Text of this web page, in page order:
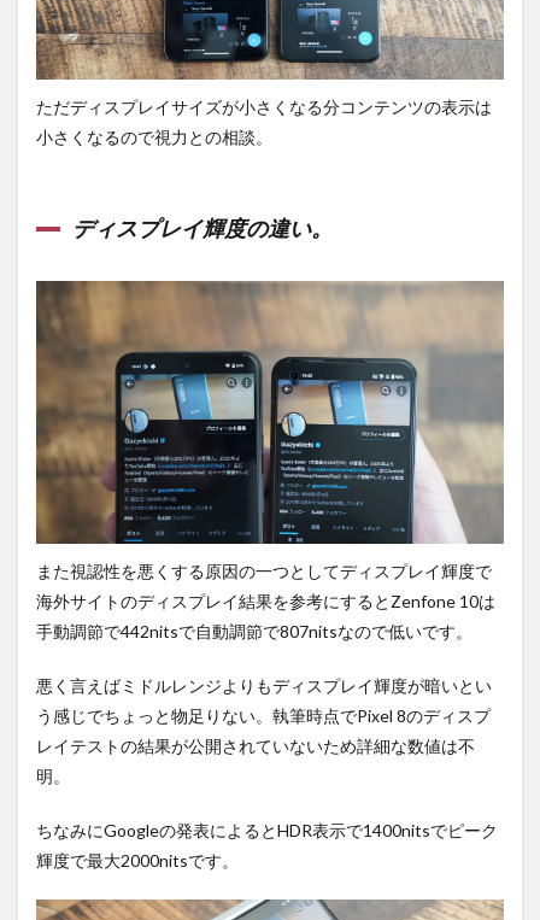
ただディスプレイサイズが小さくなる分コンテンツの表示は
小さくなるので視力との相談。
ディスプレイ輝度の違い。
また視認性を悪くする原因の一つとしてディスプレイ輝度で
海外サイトのディスプレイ結果を参考にするとZenfone 10は
手動調節で442nitsで自動調節で807nitsなので低いです。
悪く言えばミドルレンジよりもディスプレイ輝度が暗いとい
う感じでちょっと物足りない。執筆時点でPixel 8のディスプ
レイテストの結果が公開されていないため詳細な数値は不
明。
ちなみにGoogleの発表によるとHDR表示で1400nitsでピーク
輝度で最大2000nitsです。